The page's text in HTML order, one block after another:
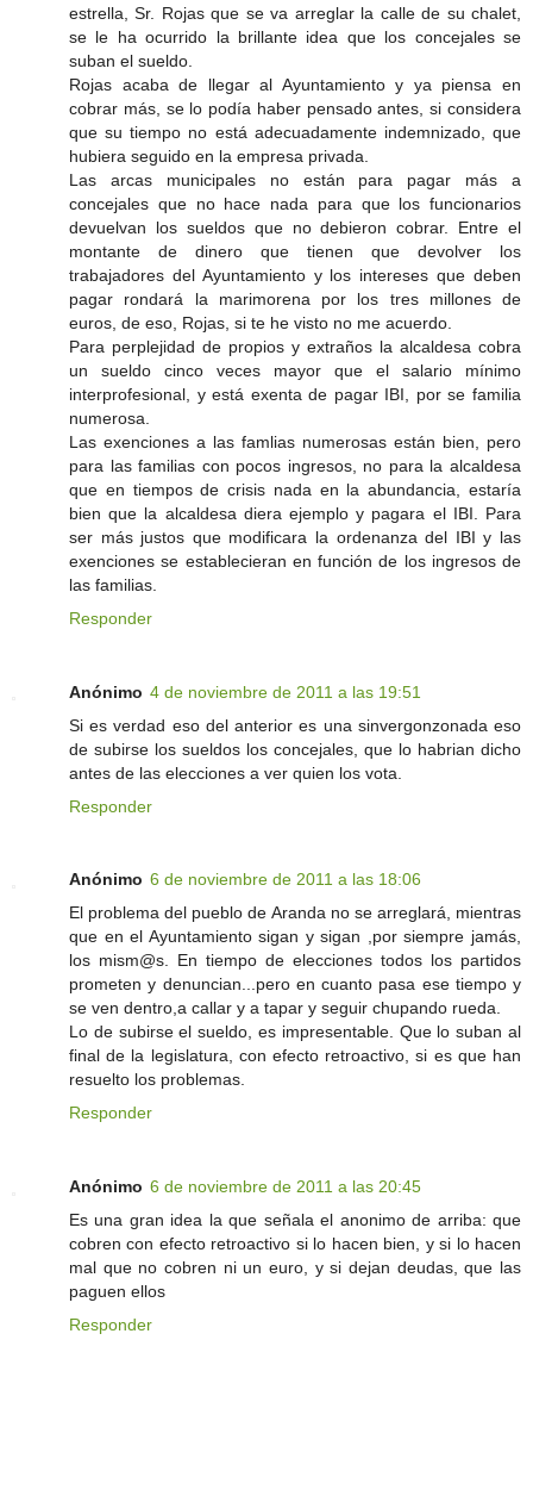
estrella, Sr. Rojas que se va arreglar la calle de su chalet,
se le ha ocurrido la brillante idea que los concejales se
suban el sueldo.
Rojas acaba de llegar al Ayuntamiento y ya piensa en
cobrar más, se lo podía haber pensado antes, si considera
que su tiempo no está adecuadamente indemnizado, que
hubiera seguido en la empresa privada.
Las arcas municipales no están para pagar más a
concejales que no hace nada para que los funcionarios
devuelvan los sueldos que no debieron cobrar. Entre el
montante de dinero que tienen que devolver los
trabajadores del Ayuntamiento y los intereses que deben
pagar rondará la marimorena por los tres millones de
euros, de eso, Rojas, si te he visto no me acuerdo.
Para perplejidad de propios y extraños la alcaldesa cobra
un sueldo cinco veces mayor que el salario mínimo
interprofesional, y está exenta de pagar IBI, por se familia
numerosa.
Las exenciones a las famlias numerosas están bien, pero
para las familias con pocos ingresos, no para la alcaldesa
que en tiempos de crisis nada en la abundancia, estaría
bien que la alcaldesa diera ejemplo y pagara el IBI. Para
ser más justos que modificara la ordenanza del IBI y las
exenciones se establecieran en función de los ingresos de
las familias.
Responder
Anónimo 4 de noviembre de 2011 a las 19:51
Si es verdad eso del anterior es una sinvergonzonada eso
de subirse los sueldos los concejales, que lo habrian dicho
antes de las elecciones a ver quien los vota.
Responder
Anónimo 6 de noviembre de 2011 a las 18:06
El problema del pueblo de Aranda no se arreglará, mientras
que en el Ayuntamiento sigan y sigan ,por siempre jamás,
los mism@s. En tiempo de elecciones todos los partidos
prometen y denuncian...pero en cuanto pasa ese tiempo y
se ven dentro,a callar y a tapar y seguir chupando rueda.
Lo de subirse el sueldo, es impresentable. Que lo suban al
final de la legislatura, con efecto retroactivo, si es que han
resuelto los problemas.
Responder
Anónimo 6 de noviembre de 2011 a las 20:45
Es una gran idea la que señala el anonimo de arriba: que
cobren con efecto retroactivo si lo hacen bien, y si lo hacen
mal que no cobren ni un euro, y si dejan deudas, que las
paguen ellos
Responder